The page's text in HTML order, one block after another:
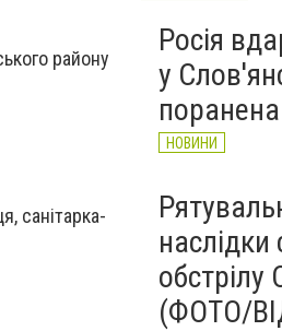
району
санітарка-
Росія
у
поранена
НОВИНИ
обстрілу
(ФОТО/